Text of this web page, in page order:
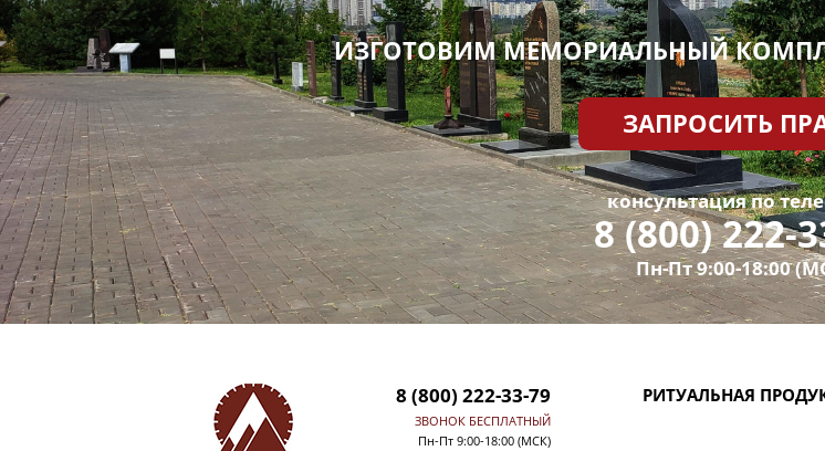
ИЗГОТОВИМ МЕМОРИАЛЬНЫЙ
ЗАПРОСИТЬ
консультация по
8 (800) 222-
Пн-Пт 9:00-18:00
8 (800) 222-33-79
ЗВОНОК БЕСПЛАТНЫЙ
Пн-Пт 9:00-18:00 (МСК)
РИТУАЛЬНАЯ